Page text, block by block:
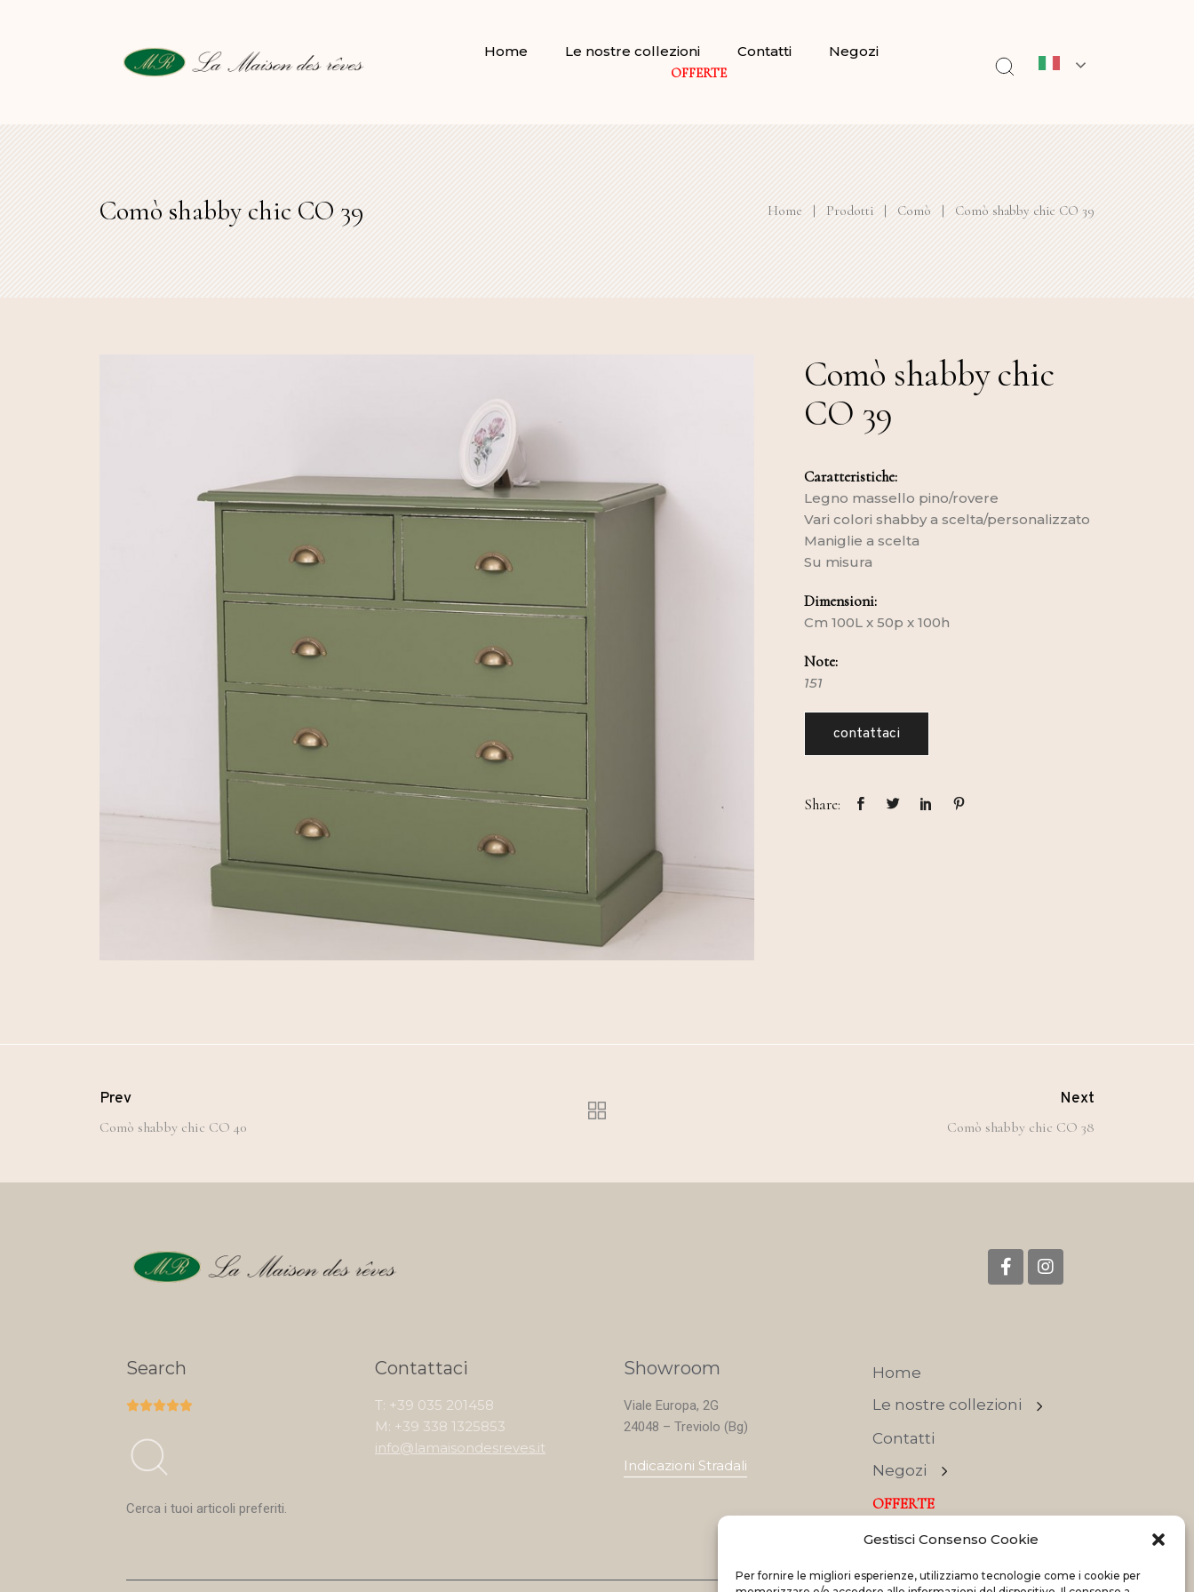
Gestisci Consenso Cookie
Per fornire le migliori esperienze, utilizziamo tecnologie come i cookie per
Home Le nostre collezioni Contatti Negozi
OFFERTE
Comò shabby chic CO 39 Home | Prodotti | Comò | Comò shabby chic CO 39
Comò shabby chic
CO 39
Caratteristiche:
Legno massello pino/rovere
Vari colori shabby a scelta/personalizzato
Maniglie a scelta
Su misura
Dimensioni:
Cm 100L x 50p x 100h
Note:
151
contattaci
Share:
Prev
Comò shabby chic CO 40
Next
Comò shabby chic CO 38
Search

Cerca i tuoi articoli preferiti.
Contattaci
T: +39 035 201458
M: +39 338 1325853
info@lamaisondesreves.it
Showroom
Viale Europa, 2G
24048 – Treviolo (Bg)
Indicazioni Stradali
Home
Le nostre collezioni
Contatti
Negozi
OFFERTE